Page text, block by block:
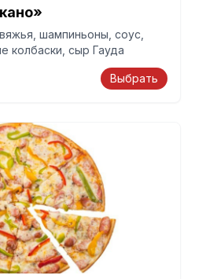
шампиньоны, соус,
колбаски, сыр Гауда
Выбрать